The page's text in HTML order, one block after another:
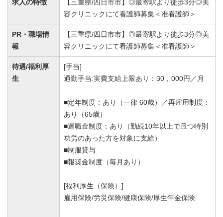
求人の特徴
【三重県/四日市市】◎最寄駅より徒歩3分◎美
容クリニックにて看護師募集＜准看護師＞
PR・職場情
報
【三重県/四日市市】◎最寄駅より徒歩3分◎美
容クリニックにて看護師募集＜准看護師＞
待遇/福利厚
生
[手当]
通勤手当:実費支給上限あり：30，000円／月
■定年制度：あり（一律 60歳）／再雇用制度：
あり（65歳）
■退職金制度：あり（勤続10年以上で且つ特別
功労のあった方を対象に支給）
■制服貸与
■報奨金制度（毎月あり）
[福利厚生（保険）]
雇用保険/労災保険/健康保険/厚生年金保険